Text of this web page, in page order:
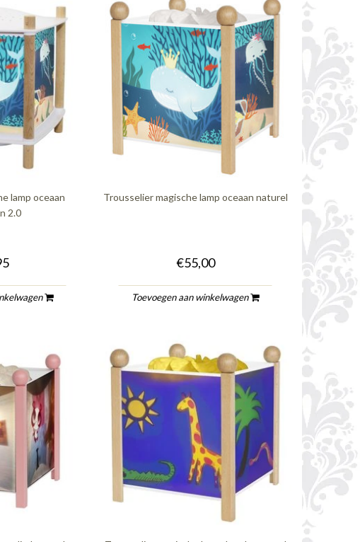
lamp oceaan
2.0
Trousselier magische lamp oceaan naturel
€55,00
Toevoegen aan winkelwagen